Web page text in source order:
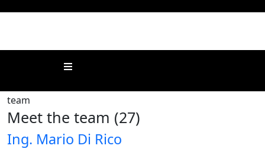
Subscribe to this RSS feed
Meet the team (27)
Ing. Mario Di Rico